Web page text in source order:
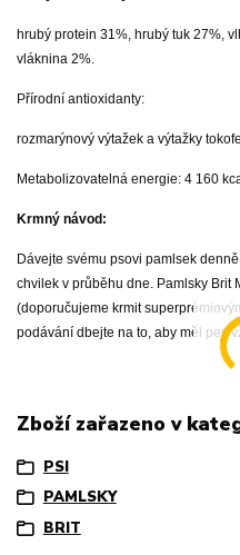
hrubý protein 31%, hrubý tuk 27%,
vláknina 2%.
Přírodní antioxidanty:
rozmarýnový výtažek a výtažky
Metabolizovatelná energie: 4 160
Krmný návod:
Dávejte svému psovi pamlsek
chvilek v průběhu dne. Pamlsky Brit
(doporučujeme krmit
podávání dbejte na to, aby měl pes
Zboží zařazeno v
PSI
PAMLSKY
BRIT